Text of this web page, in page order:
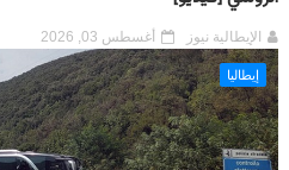
الإيطالية نيوز أغسطس 03, 2026
إيطاليا